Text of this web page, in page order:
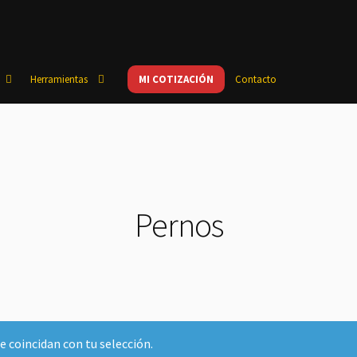
Herramientas MI COTIZACIÓN Contacto
Pernos
coincidan con tu selección.